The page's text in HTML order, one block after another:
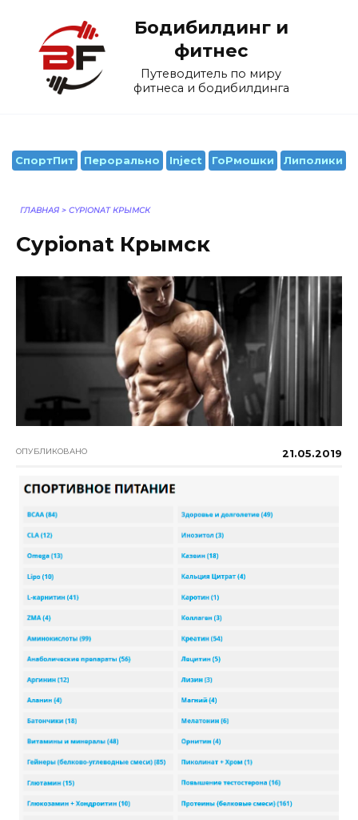
содержанию
Бодибилдинг и
фитнес
Путеводитель по миру
фитнеса и бодибилдинга
СпортПит Перорально Inject ГоРмошки Липолики
ГЛАВНАЯ > CYPIONAT КРЫМСК
Cypionat Крымск
ОПУБЛИКОВАНО 21.05.2019